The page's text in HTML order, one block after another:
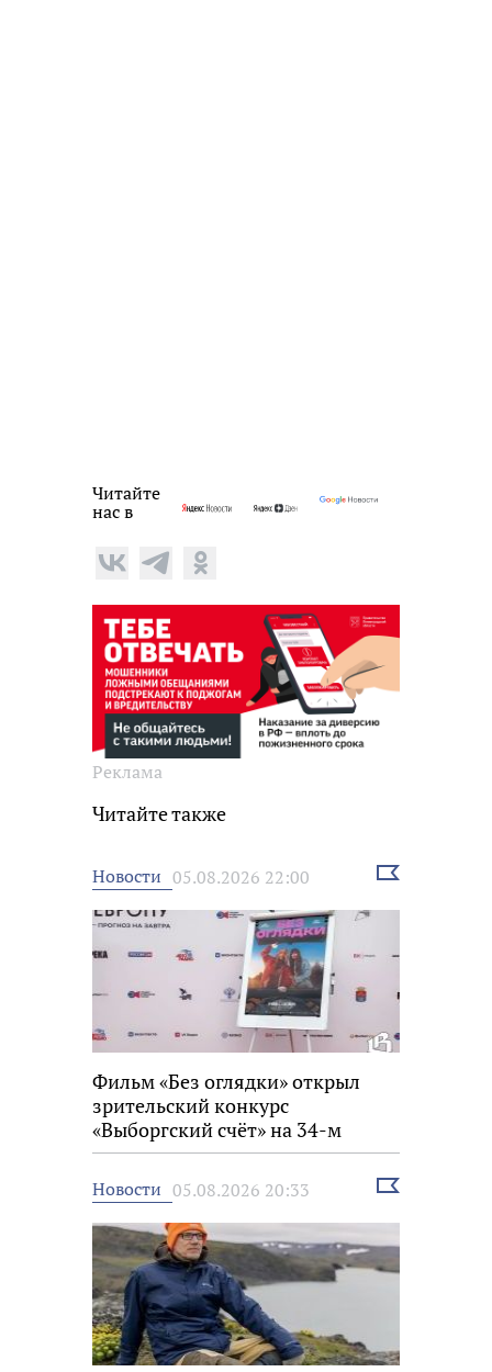
Читайте
нас в
Реклама
Читайте также
Новости 05.08.2026 22:00
Выбрать
Фильм «Без оглядки» открыл
зрительский конкурс
«Выборгский счёт» на 34-м
фестивале «Окно в Европу»
Новости 05.08.2026 20:33
Выбрать